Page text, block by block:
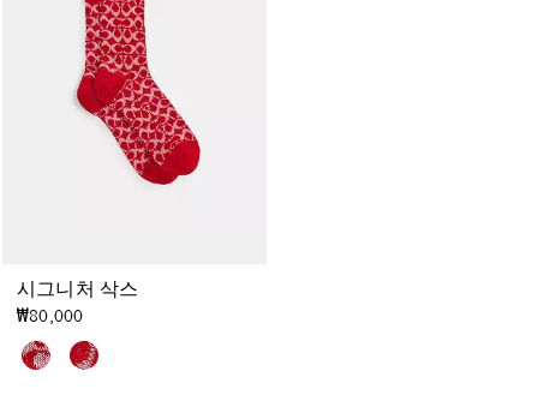
시그니처 삭스
₩80,000